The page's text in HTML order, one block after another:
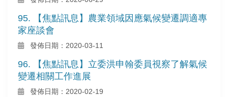
95. 【焦點訊息】農業領域因應氣候變遷調適專
家座談會
發佈日期：2020-03-11
96. 【焦點訊息】立委洪申翰委員視察了解氣候
變遷相關工作進展
發佈日期：2020-02-19